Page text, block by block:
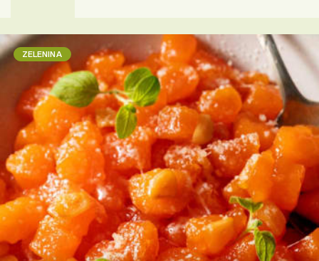
ZELENINA